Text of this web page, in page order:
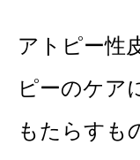
アトピー性
ピーのケア
もたらすも